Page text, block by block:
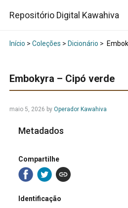
Repositório Digital Kawahiva
Início > Coleções > Dicionário >
Embokyra – Cipó verde
maio 5, 2026 by Operador Kawahiva
Metadados
Compartilhe
Identificação